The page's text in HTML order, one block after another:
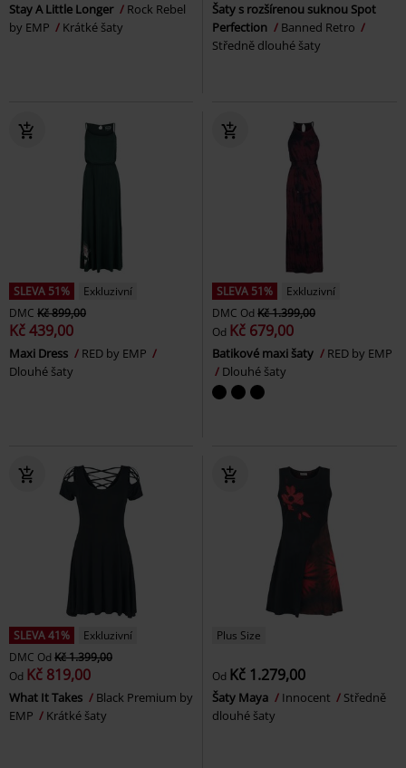
Stay A Little Longer
Rock Rebel
by EMP
Krátké šaty
Šaty s rozšírenou suknou Spot
Perfection
Banned Retro
Středně dlouhé šaty
SLEVA 51%
Exkluzivní
DMC Kč 899,00
Kč 439,00
Maxi Dress
RED by EMP
Dlouhé šaty
SLEVA 51%
Exkluzivní
DMC Od Kč 1.399,00
Od Kč 679,00
Batikové maxi šaty
RED by EMP
Dlouhé šaty
SLEVA 41%
Exkluzivní
DMC Od Kč 1.399,00
Od Kč 819,00
What It Takes
Black Premium by
EMP
Krátké šaty
Plus Size
Od Kč 1.279,00
Šaty Maya Innocent
Středně
dlouhé šaty